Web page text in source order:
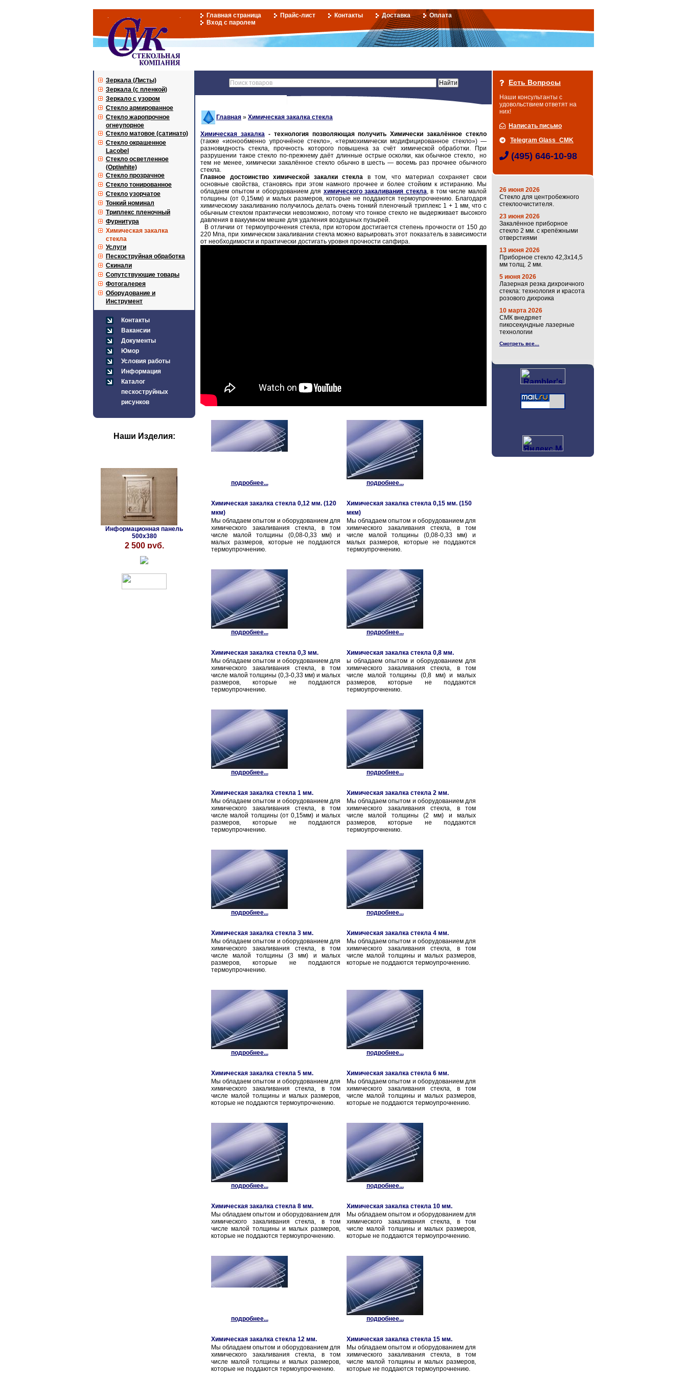
Главная страница Прайс-лист Контакты Доставка
Оплата
Вход с паролем
Зеркала (Листы)
Зеркала (с пленкой)
Зеркало с узором
Стекло армированное
Стекло жаропрочное
огнеупорное
Стекло матовое (сатинато)
Стекло окрашенное
Lacobel
Стекло осветленное
(Optiwhite)
Стекло прозрачное
Стекло тонированное
Стекло узорчатое
Тонкий номинал
Триплекс пленочный
Фурнитура
Химическая закалка
стекла
Услуги
Пескоструйная обработка
Скинали
Сопутствующие товары
Фотогалерея
Оборудование и
Инструмент
Контакты
Вакансии
Документы
Юмор
Условия работы
Информация
Каталог
пескоструйных
рисунков
Наши Изделия:
Информационная панель
500х380
2 500 руб.
Главная » Химическая закалка стекла
Химическая закалка- технология позволяющая получить Химически закалённое стекло
(также «ионообменно упрочнёное стекло», «термохимически модифицированное стекло») —
разновидность стекла, прочность которого повышена за счёт химической обработки. При
разрушении такое стекло по-прежнему даёт длинные острые осколки, как обычное стекло, но
тем не менее, химически закалённое стекло обычно в шесть — восемь раз прочнее обычного
стекла.
Главное достоинство химической закалки стекла в том, что материал сохраняет свои
основные свойства, становясь при этом намного прочнее и более стойким к истиранию. Мы
обладаем опытом и оборудованием для химического закаливания стекла, в том числе малой
толщины (от 0,15мм) и малых размеров, которые не поддаются термоупрочнению. Благодаря
химическому закаливанию получилось делать очень тонкий пленочный триплекс 1 + 1 мм, что с
обычным стеклом практически невозможно, потому что тонкое стекло не выдерживает высокого
давления в вакуумном мешке для удаления воздушных пузырей.
В отличии от термоупрочнения стекла, при котором достигается степень прочности от 150 до
220 Мпа, при химическом закаливании стекла можно варьировать этот показатель в зависимости
от необходимости и практически достигать уровня прочности сапфира.
подробнее...
Химическая закалка стекла 0,12 мм. (120
мкм)
Мы обладаем опытом и оборудованием для
химического закаливания стекла, в том
числе малой толщины (0,08-0,33 мм) и
малых размеров, которые не поддаются
термоупрочнению.
подробнее...
Химическая закалка стекла 0,15 мм. (150
мкм)
Мы обладаем опытом и оборудованием для
химического закаливания стекла, в том
числе малой толщины (0,08-0,33 мм) и
малых размеров, которые не поддаются
термоупрочнению.
подробнее...
Химическая закалка стекла 0,3 мм.
Мы обладаем опытом и оборудованием для
химического закаливания стекла, в том
числе малой толщины (0,3-0,33 мм) и малых
размеров, которые не поддаются
термоупрочнению.
подробнее...
Химическая закалка стекла 0,8 мм.
ы обладаем опытом и оборудованием для
химического закаливания стекла, в том
числе малой толщины (0,8 мм) и малых
размеров, которые не поддаются
термоупрочнению.
подробнее...
Химическая закалка стекла 1 мм.
Мы обладаем опытом и оборудованием для
химического закаливания стекла, в том
числе малой толщины (от 0,15мм) и малых
размеров, которые не поддаются
термоупрочнению.
подробнее...
Химическая закалка стекла 2 мм.
Мы обладаем опытом и оборудованием для
химического закаливания стекла, в том
числе малой толщины (2 мм) и малых
размеров, которые не поддаются
термоупрочнению.
подробнее...
Химическая закалка стекла 3 мм.
Мы обладаем опытом и оборудованием для
химического закаливания стекла, в том
числе малой толщины (3 мм) и малых
размеров, которые не поддаются
термоупрочнению.
подробнее...
Химическая закалка стекла 4 мм.
Мы обладаем опытом и оборудованием для
химического закаливания стекла, в том
числе малой толщины и малых размеров,
которые не поддаются термоупрочнению.
подробнее...
Химическая закалка стекла 5 мм.
Мы обладаем опытом и оборудованием для
химического закаливания стекла, в том
числе малой толщины и малых размеров,
которые не поддаются термоупрочнению.
подробнее...
Химическая закалка стекла 6 мм.
Мы обладаем опытом и оборудованием для
химического закаливания стекла, в том
числе малой толщины и малых размеров,
которые не поддаются термоупрочнению.
подробнее...
Химическая закалка стекла 8 мм.
Мы обладаем опытом и оборудованием для
химического закаливания стекла, в том
числе малой толщины и малых размеров,
которые не поддаются термоупрочнению.
подробнее...
Химическая закалка стекла 10 мм.
Мы обладаем опытом и оборудованием для
химического закаливания стекла, в том
числе малой толщины и малых размеров,
которые не поддаются термоупрочнению.
подробнее...
Химическая закалка стекла 12 мм.
Мы обладаем опытом и оборудованием для
химического закаливания стекла, в том
числе малой толщины и малых размеров,
которые не поддаются термоупрочнению.
подробнее...
Химическая закалка стекла 15 мм.
Мы обладаем опытом и оборудованием для
химического закаливания стекла, в том
числе малой толщины и малых размеров,
которые не поддаются термоупрочнению.
Есть Вопросы
Наши консультанты с
удовольствием ответят на
них!
Написать письмо
Telegram Glass_CMK
(495) 646-10-98
26 июня 2026
Стекло для центробежного
стеклоочистителя.
23 июня 2026
Закалённое приборное
стекло 2 мм. с крепёжными
отверстиями
13 июня 2026
Приборное стекло 42,3х14,5
мм толщ. 2 мм.
5 июня 2026
Лазерная резка дихроичного
стекла: технология и красота
розового дихроика
10 марта 2026
СМК внедряет
пикосекундные лазерные
технологии
Смотреть все...